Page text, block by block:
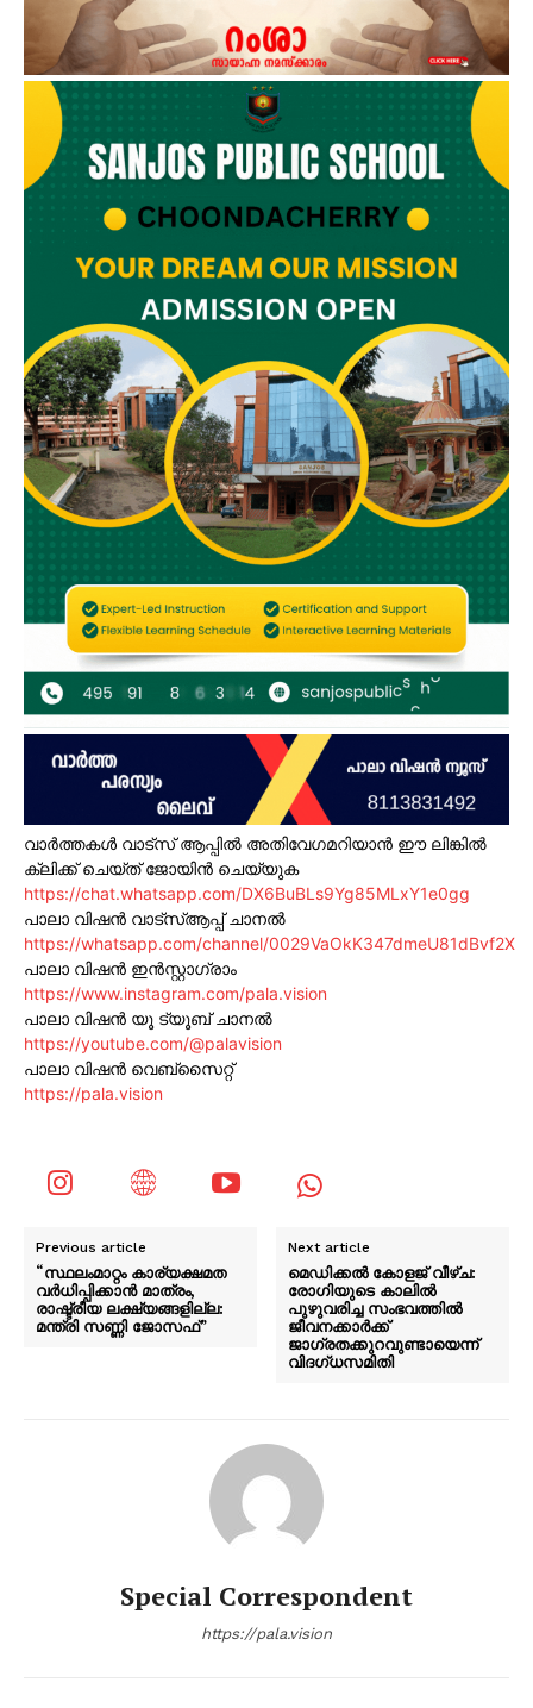
വാർത്തകൾ വാട്സ് ആപ്പിൽ അതിവേഗമറിയാൻ ഈ ലിങ്കിൽ
ക്ലിക്ക് ചെയ്ത് ജോയിൻ ചെയ്യുക
https://chat.whatsapp.com/DX6BuBLs9Yg85MLxY1e0gg
പാലാ വിഷൻ വാട്സ്ആപ്പ് ചാനൽ
https://whatsapp.com/channel/0029VaOkK347dmeU81dBvf2X
പാലാ വിഷൻ ഇൻസ്റ്റാഗ്രാം
https://www.instagram.com/pala.vision
പാലാ വിഷൻ യൂ ട്യൂബ് ചാനൽ
https://youtube.com/@palavision
പാലാ വിഷൻ വെബ്സൈറ്റ്
https://pala.vision
Previous article
“സ്ഥലംമാറ്റം കാര്യക്ഷമത
വര്‍ധിപ്പിക്കാന്‍ മാത്രം,
രാഷ്ട്രീയ ലക്ഷ്യങ്ങളില്ല:
മന്ത്രി സണ്ണി ജോസഫ്”
Next article
മെഡിക്കൽ കോളജ് വീഴ്ച:
രോഗിയുടെ കാലിൽ
പുഴുവരിച്ച സംഭവത്തിൽ
ജീവനക്കാർക്ക്
ജാഗ്രതക്കുറവുണ്ടായെന്ന്
വിദഗ്ധസമിതി
Special Correspondent
https://pala.vision